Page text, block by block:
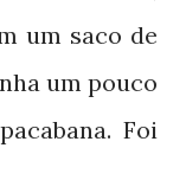
um saco de
um pouco
Foi